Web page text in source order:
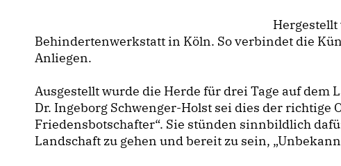
Behindertenwerkstatt in Köln. So verbindet die
Anliegen.
Ausgestellt wurde die Herde für drei Tage auf dem
Dr. Ingeborg Schwenger-Holst sei dies der richtige
Friedensbotschafter“. Sie stünden sinnbildlich
Landschaft zu gehen und bereit zu sein,